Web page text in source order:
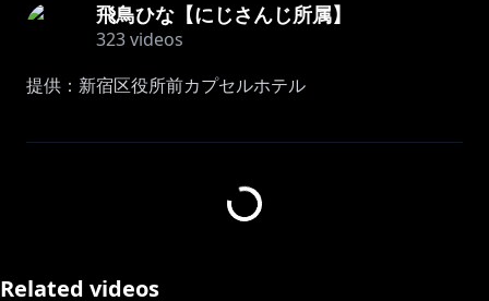
飛鳥ひな【にじさんじ所属】
323videos
提供：新宿区役所前カプセルホテル
※利用証明書つき宿泊特別プランは
上記の公式サイトからのご予約からのみ可能ですのでご
▼新宿区役所前カプセルホテル&サウナ【公式】_Xアカ
Related videos